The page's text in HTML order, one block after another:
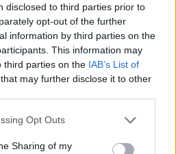
disclosed to third parties prior to
opt-out of the further
information by third parties on the
This information may
third parties on the IAB’s List of
that may further disclose it to other
app uses one or more Google
behaviour. You may click to
Opt Outs
Sharing of my
Northern Heights Candy